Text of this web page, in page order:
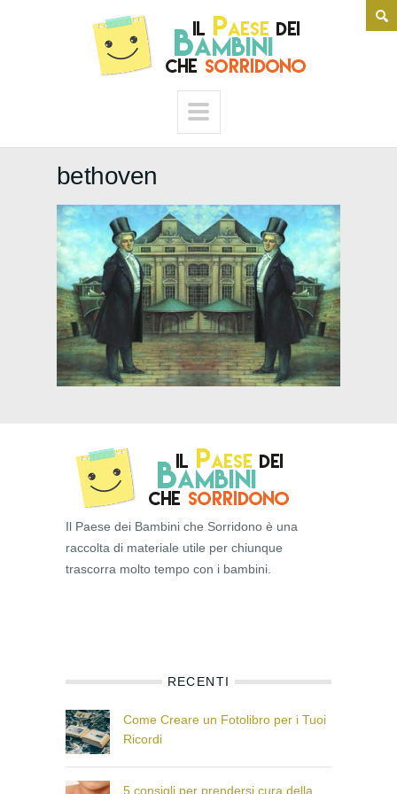
bethoven
Il Paese dei Bambini che Sorridono è una
raccolta di materiale utile per chiunque
trascorra molto tempo con i bambini.
RECENTI
Come Creare un Fotolibro per i Tuoi
Ricordi
5 consigli per prendersi cura della